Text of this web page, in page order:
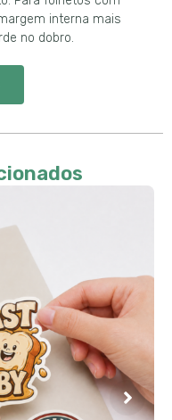
interna mais
no dobro.